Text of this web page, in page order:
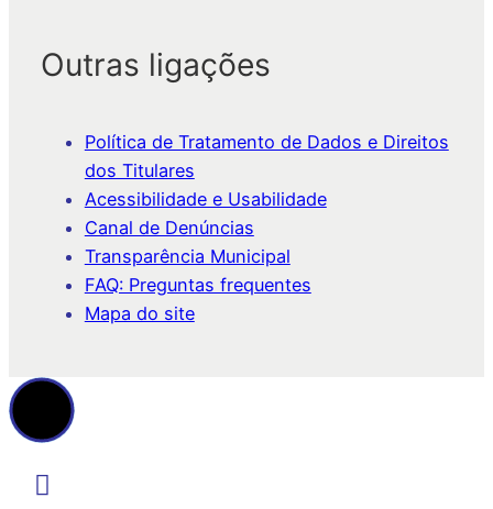
Outras ligações
Política de Tratamento de Dados e Direitos
dos Titulares
Acessibilidade e Usabilidade
Canal de Denúncias
Transparência Municipal
FAQ: Preguntas frequentes
Mapa do site